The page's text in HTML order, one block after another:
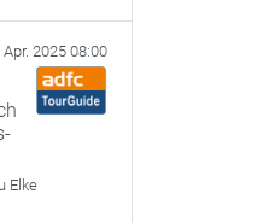
Apr. 2025 08:00
Elke